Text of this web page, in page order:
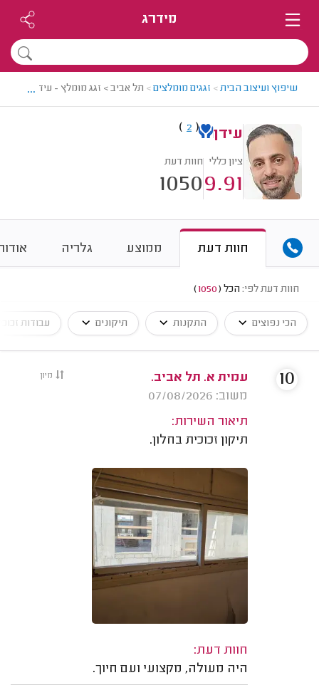
מידרג
שיפוץ ועיצוב הבית> זגגים מומלצים> תל אביב > זגג מומלץ - עידן ...
עידן (
2
)
ציון כללי
9.91
חוות דעת
1050
חוות דעת ממוצע גלריה
חוות דעת לפי: הכל (
1050
)
הכי נפוצים התקנות תיקונים עבודות
מיון
עמית א. תל אביב.
משוב: 07/08/2026
תיאור השירות:
תיקון זכוכית בחלון.
חוות דעת:
היה מעולה, מקצועי ועם חיוך.
10